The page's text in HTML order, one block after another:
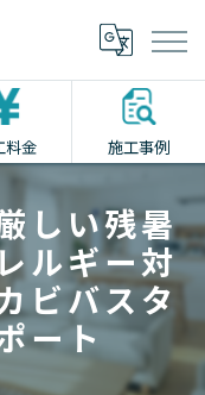
料金 施工事例
しい残暑
ルギー対
ビバスタ
ート